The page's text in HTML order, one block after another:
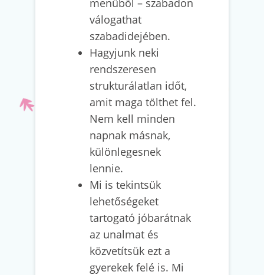
válogathat
szabadidejében.
Hagyjunk neki
rendszeresen
strukturálatlan időt,
amit maga tölthet fel.
Nem kell minden
napnak másnak,
különlegesnek
lennie.
Mi is tekintsük
lehetőségeket
tartogató jóbarátnak
az unalmat és
közvetítsük ezt a
gyerekek felé is. Mi